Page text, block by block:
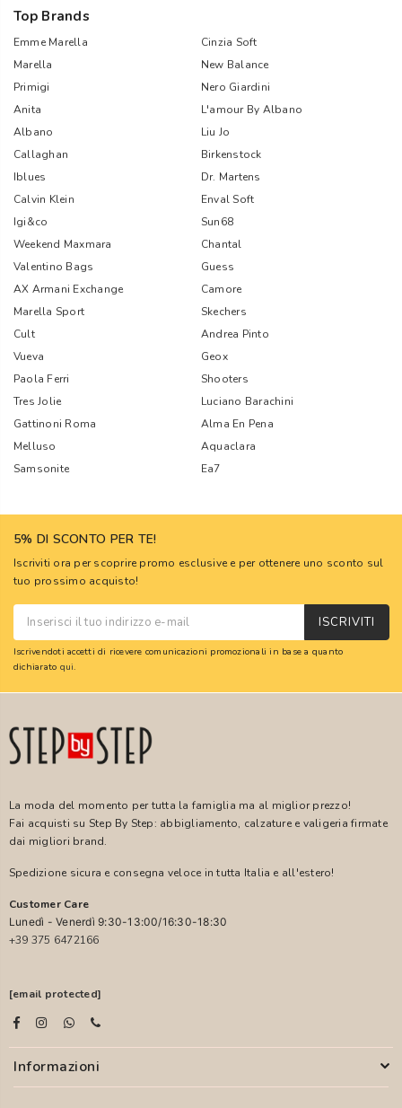
Top Brands
Emme Marella
Cinzia Soft
Marella
New Balance
Primigi
Nero Giardini
Anita
L'amour By Albano
Albano
Liu Jo
Callaghan
Birkenstock
Iblues
Dr. Martens
Calvin Klein
Enval Soft
Igi&co
Sun68
Weekend Maxmara
Chantal
Valentino Bags
Guess
AX Armani Exchange
Camore
Marella Sport
Skechers
Cult
Andrea Pinto
Vueva
Geox
Paola Ferri
Shooters
Tres Jolie
Luciano Barachini
Gattinoni Roma
Alma En Pena
Melluso
Aquaclara
Samsonite
Ea7
5% DI SCONTO PER TE!
Iscriviti ora per scoprire promo esclusive e per ottenere uno sconto sul
tuo prossimo acquisto!
ISCRIVITI
Iscrivendoti accetti di ricevere comunicazioni promozionali in base a quanto
dichiarato qui.
La moda del momento per tutta la famiglia ma al miglior prezzo!
Fai acquisti su Step By Step: abbigliamento, calzature e valigeria firmate
dai migliori brand.
Spedizione sicura e consegna veloce in tutta Italia e all'estero!
Customer Care
Lunedì - Venerdì 9:30-13:00/16:30-18:30
+39 375 6472166
[email protected]
Informazioni